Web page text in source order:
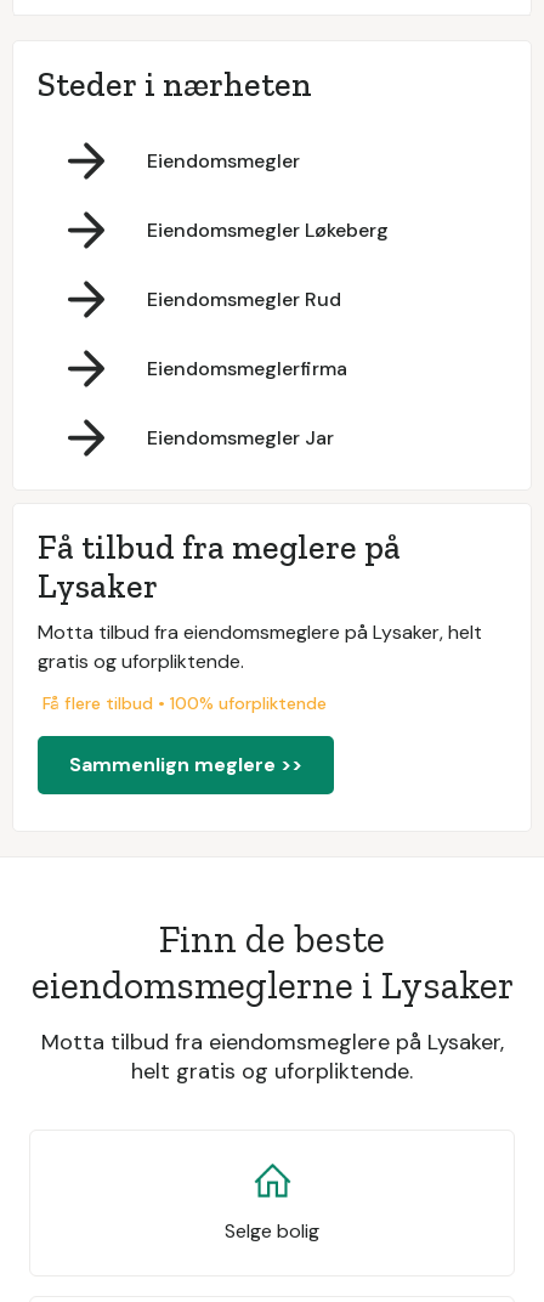
Steder i nærheten
Eiendomsmegler
Eiendomsmegler Løkeberg
Eiendomsmegler Rud
Eiendomsmeglerfirma
Eiendomsmegler Jar
Få tilbud fra meglere på
Lysaker
Motta tilbud fra eiendomsmeglere på Lysaker, helt
gratis og uforpliktende.
Få flere tilbud • 100% uforpliktende
Sammenlign meglere >>
Finn de beste
eiendomsmeglerne i Lysaker
Motta tilbud fra eiendomsmeglere på Lysaker,
helt gratis og uforpliktende.
Selge bolig